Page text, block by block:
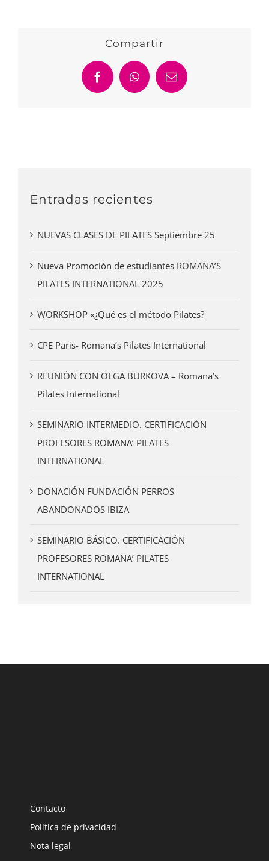
Compartir
FacebookWhatsAppCorreo
electrónico
Entradas recientes
NUEVAS CLASES DE PILATES Septiembre 25
Nueva Promoción de estudiantes ROMANA’S
PILATES INTERNATIONAL 2025
WORKSHOP «¿Qué es el método Pilates?
CPE Paris- Romana’s Pilates International
REUNIÓN CON OLGA BURKOVA – Romana’s
Pilates International
SEMINARIO INTERMEDIO. CERTIFICACIÓN
PROFESORES ROMANA’ PILATES
INTERNATIONAL
DONACIÓN FUNDACIÓN PERROS
ABANDONADOS IBIZA
SEMINARIO BÁSICO. CERTIFICACIÓN
PROFESORES ROMANA’ PILATES
INTERNATIONAL
Contacto
Politica de privacidad
Nota legal